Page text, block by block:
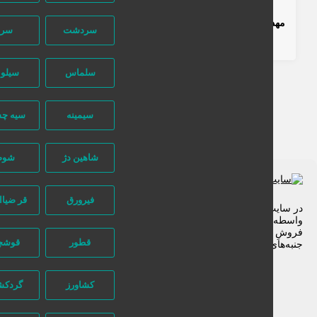
سردشت
سلماس سیلوانه
سیمینه سیه چشمه
شاهین دژ
فیرورق قر ضیاالدین
قوشچی
کشاورز گردکشانه
مهد کودک و پیش دبستانی رویش
خدمات آموزشی آموزش تخصصی
سایت تبلیغاتی نیازجو کاربران مستقیما با هم تماس می‌گیرند و هیچ
در این میان وجود ندارد، پس دقت فرمایید که در خرید و
شما نیازجو هیچ دخالتی نداشته و کاربران باید خودشان
مختلف امنیتی را در نظر بگیرند.